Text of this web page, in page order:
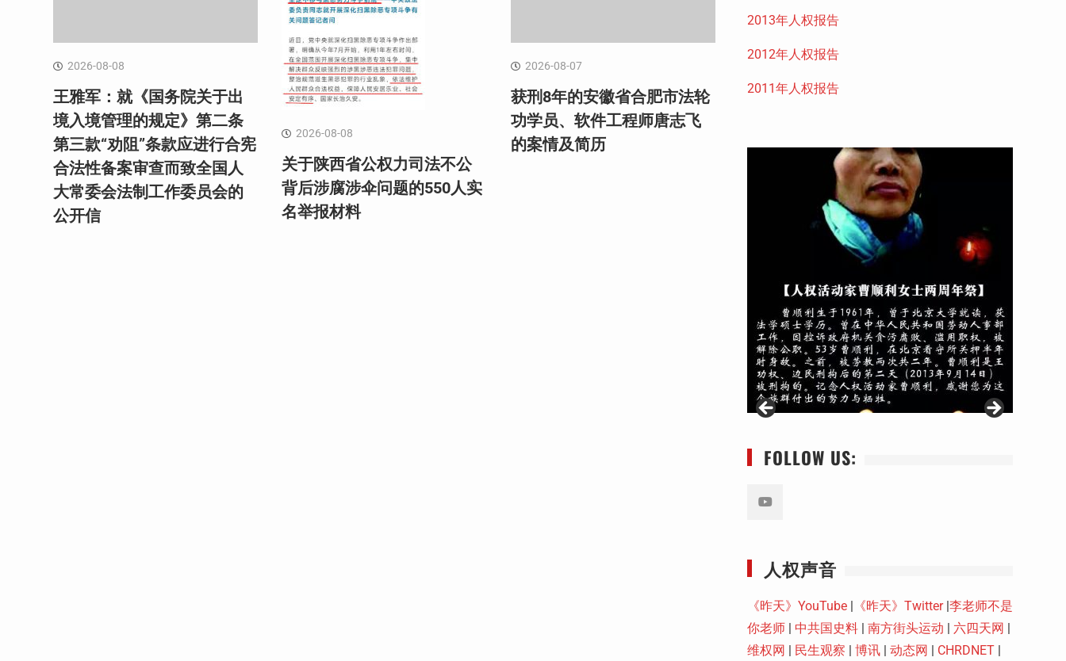
2026-08-08
王雅军：就《国务院关于出
境入境管理的规定》第二条
第三款“劝阻”条款应进行合宪
合法性备案审查而致全国人
大常委会法制工作委员会的
公开信
2026-08-08
关于陕西省公权力司法不公
背后涉腐涉伞问题的550人实
名举报材料
2026-08-07
获刑8年的安徽省合肥市法轮
功学员、软件工程师唐志飞
的案情及简历
2013年人权报告
2012年人权报告
2011年人权报告
FOLLOW US:
人权声音
《昨天》YouTube | 《昨天》Twitter|李老师不是
你老师 | 中共国史料 | 南方街头运动 | 六四天网 |
维权网 | 民生观察 | 博讯 | 动态网 | CHRDNET |